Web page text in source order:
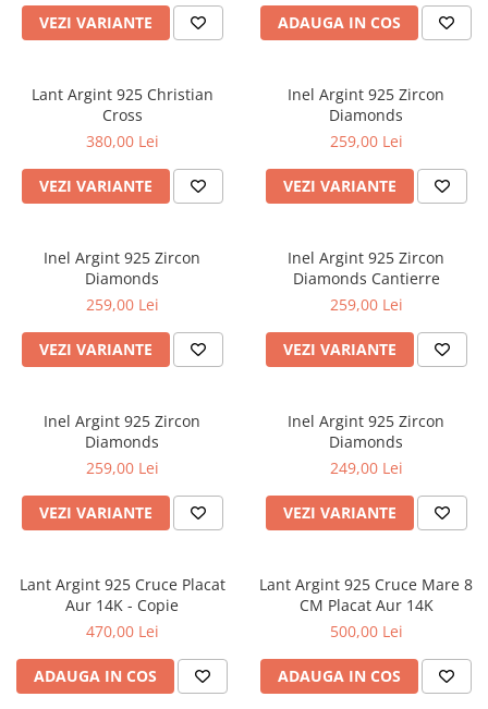
VEZI VARIANTE ADAUGA IN COS
Lant Argint 925 Christian
Cross
380,00 Lei
VEZI VARIANTE
Inel Argint 925 Zircon
Diamonds
259,00 Lei
VEZI VARIANTE
Inel Argint 925 Zircon
Diamonds
259,00 Lei
VEZI VARIANTE
Inel Argint 925 Zircon
Diamonds Cantierre
259,00 Lei
VEZI VARIANTE
Inel Argint 925 Zircon
Diamonds
259,00 Lei
VEZI VARIANTE
Inel Argint 925 Zircon
Diamonds
249,00 Lei
VEZI VARIANTE
Lant Argint 925 Cruce Placat
Aur 14K - Copie
470,00 Lei
ADAUGA IN COS
Lant Argint 925 Cruce Mare 8
CM Placat Aur 14K
500,00 Lei
ADAUGA IN COS